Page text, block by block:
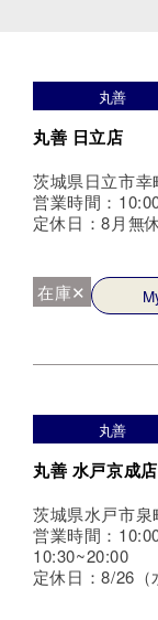
丸善
丸善 日立店
茨城県日立市
営業時間：
定休日：8月無
在庫✕
丸善
丸善 水戸京成店
茨城県水戸市
営業時間：
10:30~20:00
定休日：8/26（